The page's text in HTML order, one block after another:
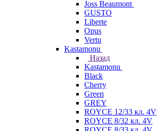
Joss Beaumont
GUSTO
Liberte
Opus
Vertu
Kastamonu
Назад
Kastamonu
Black
Cherry
Green
GREY
ROYCE 12/33 кл. 4V
ROYCE 8/32 кл. 4V